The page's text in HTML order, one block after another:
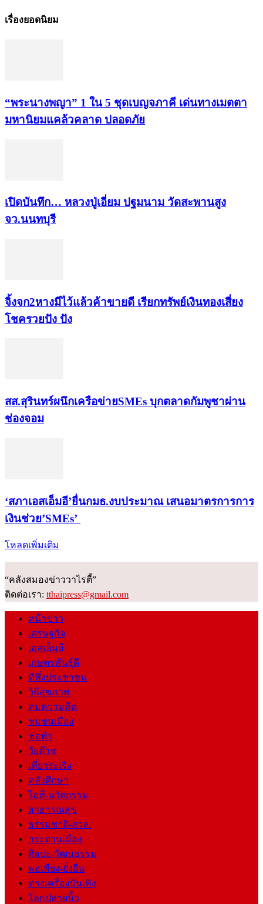
เรื่องยอดนิยม
“พระ​นาง​พญา” 1 ใน 5​ ชุดเบญจ​ภาคี​ เด่นทางเมตตา​
มหา​นิยม​แคล้วคลาด​ ปลอดภัย​
เปิดบันทึก… หลวงปู่เอี่ยม ​ปฐม​นาม​ วัดสะพานสูง​
จว.นนทบุรี
จิ้งจก​2​หาง​มีไว้แล้ว​ค้าขาย​ดี​ เรียก​ทรัพย์เงินทอง​เสี่ยง
โชค​รวยปัง​ ปัง​
สส.สุรินทร์ผนึกเครือข่ายSMEs บุกตลาดกัมพูชาผ่าน
ช่องจอม
‘สภาเอสเอ็มอี’ยื่นกมธ.งบประมาณ เสนอมาตรการการ
เงินช่วย’SMEs’
โหลดเพิ่มเติม
“คลังสมองข่าววาไรตี้”
ติดต่อเรา: tthaipress@gmail.com
หน้าข่าว
เศรษฐกิจ
เอสเอ็มอี
เกษตรพันธุ์ดี
ที่พึ่งประชาชน
วิถีสุขภาพ
คมความคิด
ชุมชนเมือง
ช่อฟ้า
วัยต๊าช
เที่ยวระเริง
คลังศึกษา
ไอที-นวัตกรรม
สาธารณสุข
ธรรมชาติ-สวล.
กระดานเมือง
ศิลปะ-วัฒนธรรม
พอเพียง-ยั่งยืน
ทรงเครื่องบันเทิง
โลกปลายนิ้ว